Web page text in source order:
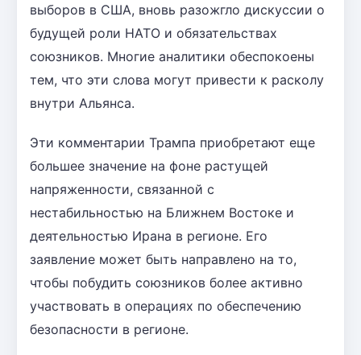
выборов в США, вновь разожгло дискуссии о
будущей роли НАТО и обязательствах
союзников. Многие аналитики обеспокоены
тем, что эти слова могут привести к расколу
внутри Альянса.
Эти комментарии Трампа приобретают еще
большее значение на фоне растущей
напряженности, связанной с
нестабильностью на Ближнем Востоке и
деятельностью Ирана в регионе. Его
заявление может быть направлено на то,
чтобы побудить союзников более активно
участвовать в операциях по обеспечению
безопасности в регионе.